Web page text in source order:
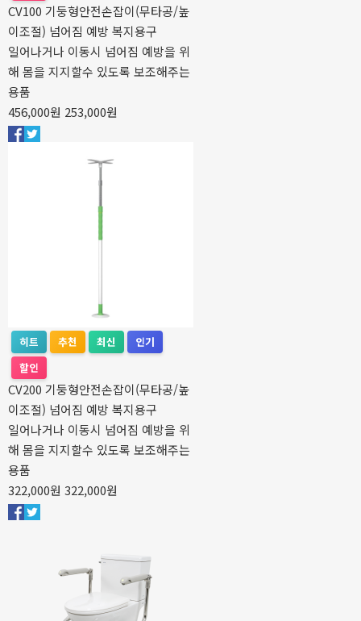
CV100 기둥형안전손잡이(무타공/높
이조절) 넘어짐 예방 복지용구
일어나거나 이동시 넘어짐 예방을 위
해 몸을 지지할수 있도록 보조해주는
용품
456,000원 253,000원
히트 추천 최신
인기
할인
CV200 기둥형안전손잡이(무타공/높
이조절) 넘어짐 예방 복지용구
일어나거나 이동시 넘어짐 예방을 위
해 몸을 지지할수 있도록 보조해주는
용품
322,000원 322,000원